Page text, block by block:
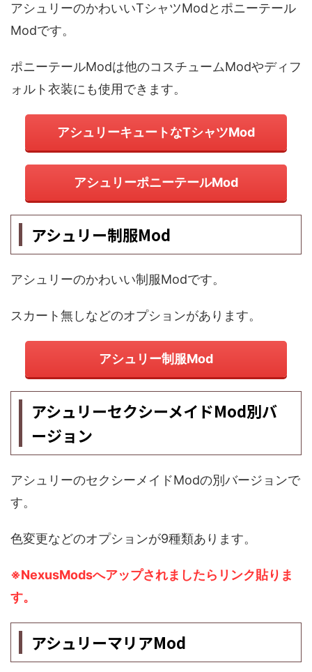
アシュリーのかわいいTシャツModとポニーテール
Modです。
ポニーテールModは他のコスチュームModやディフ
ォルト衣装にも使用できます。
アシュリーキュートなTシャツMod
アシュリーポニーテールMod
アシュリー制服Mod
アシュリーのかわいい制服Modです。
スカート無しなどのオプションがあります。
アシュリー制服Mod
アシュリーセクシーメイドMod別バ
ージョン
アシュリーのセクシーメイドModの別バージョンで
す。
色変更などのオプションが9種類あります。
※NexusModsへアップされましたらリンク貼りま
す。
アシュリーマリアMod